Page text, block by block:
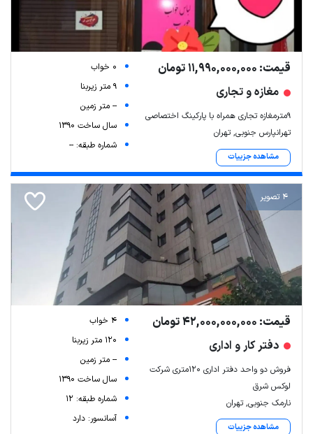
قیمت: 11,990,000,000 تومان
مغازه و تجاری
۹مترمغازه تجاری همراه با پارکینگ اختصاصی
تهرانپارس جنوبی, تهران
مشاهده جزییات
0 خواب
9 متر زیربنا
-- متر زمین
سال ساخت 1390
شماره طبقه: --
4 تصویر
قیمت: 42,000,000,000 تومان
دفتر کار و اداری
فروش دو واحد دفتر اداری ۱۲۰متری شرکت
لوکس شرق
نارمک جنوبی, تهران
مشاهده جزییات
4 خواب
120 متر زیربنا
-- متر زمین
سال ساخت 1390
شماره طبقه: 12
آسانسور: دارد